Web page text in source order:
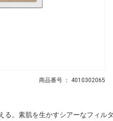
商品番号 ： 4010302065
る。素肌を生かすシアーなフィル